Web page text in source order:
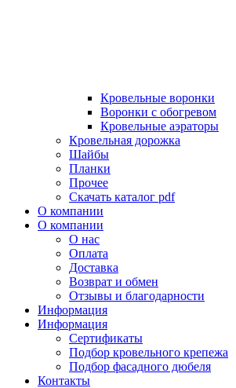
Кровельные воронки
Воронки с обогревом
Кровельные аэраторы
Кровельная дорожка
Шайбы
Планки
Прочее
Скачать каталог pdf
О компании
О компании
О нас
Оплата
Доставка
Возврат и обмен
Отзывы и благодарности
Информация
Информация
Сертификаты
Подбор кровельного крепежа
Подбор фасадного дюбеля
Контакты